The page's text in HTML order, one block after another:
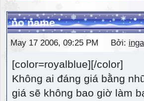
no name
May 17 2006, 09:25 PM Bởi: inga
[color=royalblue][/color]
Không ai đáng giá bằng
giá sẽ không bao giờ làm